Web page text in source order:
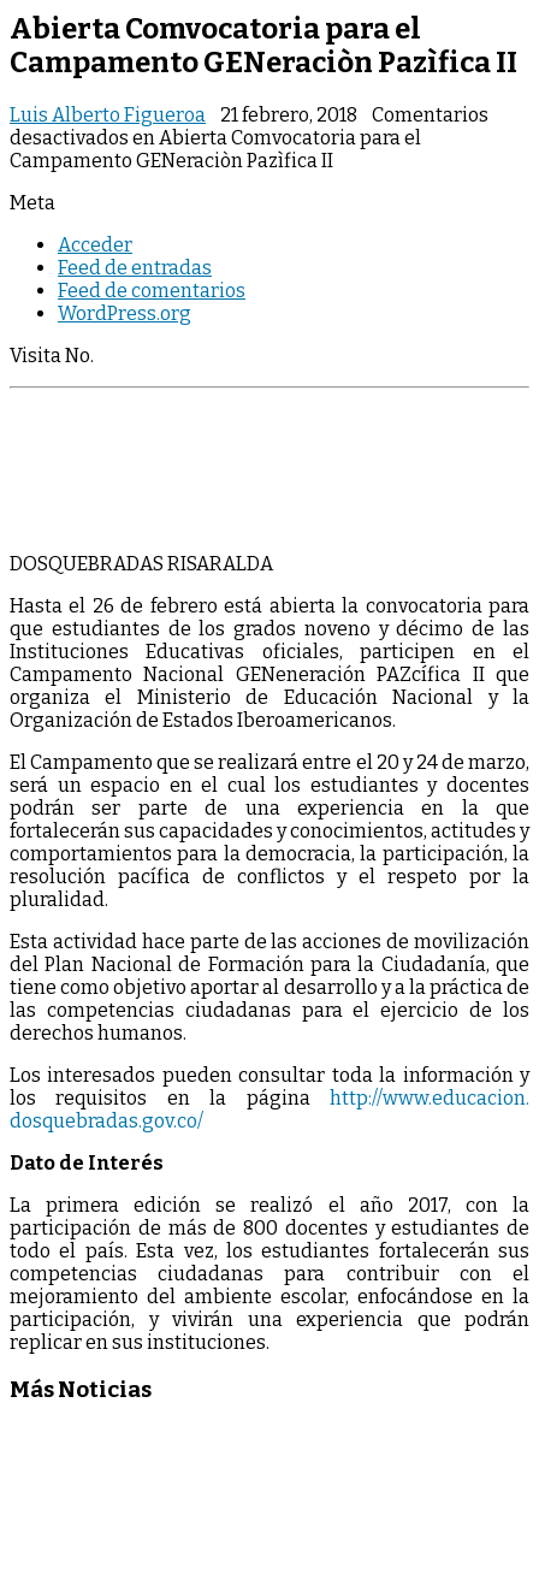
Abierta Comvocatoria para el
Campamento GENeraciòn Pazìfica II
Luis Alberto Figueroa 21 febrero, 2018
Comentarios
desactivados en Abierta Comvocatoria para el
Campamento GENeraciòn Pazìfica II
Meta
Acceder
Feed de entradas
Feed de comentarios
WordPress.org
Visita No.
DOSQUEBRADAS RISARALDA
Hasta el 26 de febrero está abierta la convocatoria para
que estudiantes de los grados noveno y décimo de las
Instituciones Educativas oficiales, participen en el
Campamento Nacional GENeneración PAZcífica II que
organiza el Ministerio de Educación Nacional y la
Organización de Estados Iberoamericanos.
El Campamento que se realizará entre el 20 y 24 de marzo,
será un espacio en el cual los estudiantes y docentes
podrán ser parte de una experiencia en la que
fortalecerán sus capacidades y conocimientos, actitudes y
comportamientos para la democracia, la participación, la
resolución pacífica de conflictos y el respeto por la
pluralidad.
Esta actividad hace parte de las acciones de movilización
del Plan Nacional de Formación para la Ciudadanía, que
tiene como objetivo aportar al desarrollo y a la práctica de
las competencias ciudadanas para el ejercicio de los
derechos humanos.
Los interesados pueden consultar toda la información y
los requisitos en la página http://www.educacion.
dosquebradas.gov.co/
Dato de Interés
La primera edición se realizó el año 2017, con la
participación de más de 800 docentes y estudiantes de
todo el país. Esta vez, los estudiantes fortalecerán sus
competencias ciudadanas para contribuir con el
mejoramiento del ambiente escolar, enfocándose en la
participación, y vivirán una experiencia que podrán
replicar en sus instituciones.
Más Noticias